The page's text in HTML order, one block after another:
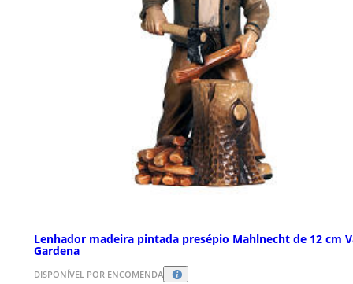
Lenhador madeira pintada presépio Mahlnecht de 12 cm
Gardena
DISPONÍVEL POR ENCOMENDA